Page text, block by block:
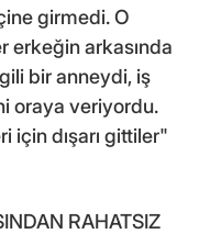
girmedi. O
erkeğin arkasında
bir anneydi, iş
oraya veriyordu.
için dışarı gittiler"
RAHATSIZ